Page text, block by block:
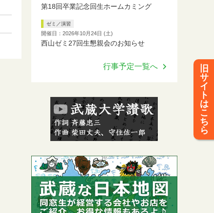
第18回卒業記念回生ホームカミング
ゼミ／演習
開催日：2026年10月24日 (土)
西山ゼミ27回生懇親会のお知らせ
行事予定一覧へ
旧
サ
イ
ト
は
こ
ち
ら